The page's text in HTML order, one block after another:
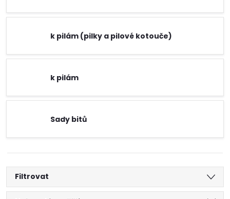
k pilám (pilky a pilové kotouče)
k pilám
Sady bitů
Filtrovat